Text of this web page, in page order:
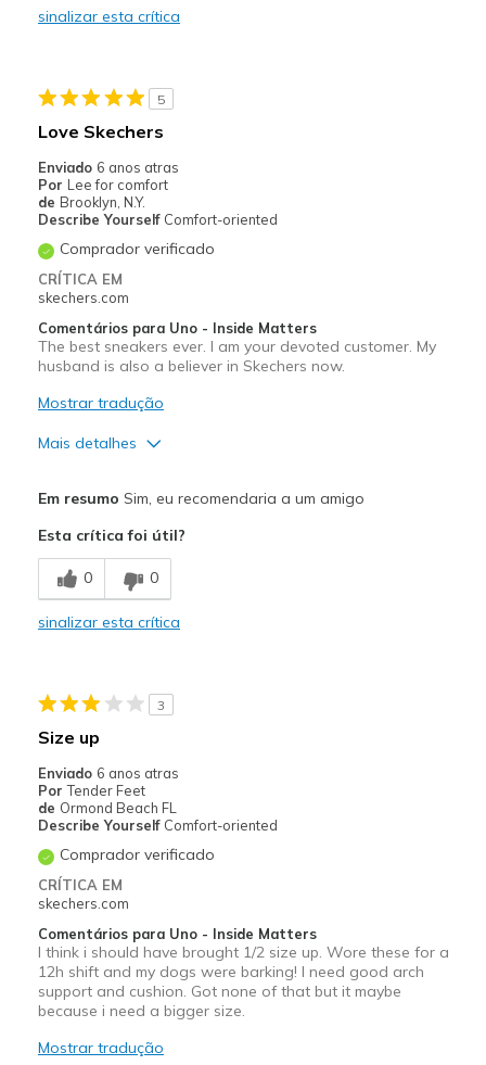
sinalizar esta crítica
5
Love Skechers
Enviado 6 anos atras
Por Lee for comfort
de Brooklyn, N.Y.
Describe Yourself Comfort-oriented
Comprador verificado
CRÍTICA EM
skechers.com
Comentários para Uno - Inside Matters
The best sneakers ever. I am your devoted customer. My
husband is also a believer in Skechers now.
Mostrar tradução
Mais detalhes
Comfortable
Cushions Impact
Pronation Control
Melhores utilizações
Going Out
Walking
Work
Width
Em resumo Sim, eu recomendaria a um amigo
Esta crítica foi útil?
0 0
sinalizar esta crítica
3
Size up
Enviado 6 anos atras
Por Tender Feet
de Ormond Beach FL
Describe Yourself Comfort-oriented
Comprador verificado
CRÍTICA EM
skechers.com
Comentários para Uno - Inside Matters
I think i should have brought 1/2 size up. Wore these for a
12h shift and my dogs were barking! I need good arch
support and cushion. Got none of that but it maybe
because i need a bigger size.
Mostrar tradução